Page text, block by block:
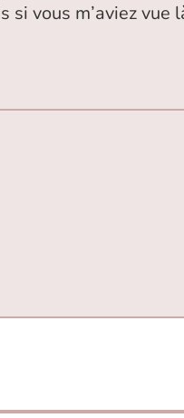
si vous m’aviez
l’article